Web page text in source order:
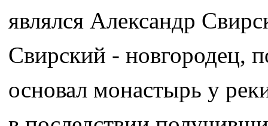
являлся Александр
Свирский - новгородец,
основал монастырь у